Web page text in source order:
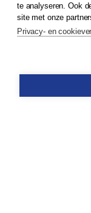
Klantenservice
Service & informatie
Contact
te analyseren. Ook
site met onze
Privacy- en